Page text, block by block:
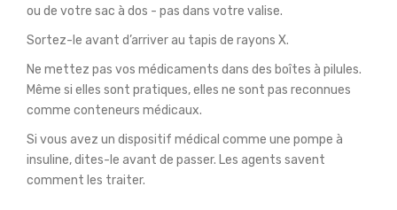
ou de votre sac à dos - pas dans votre valise.
Sortez-le avant d’arriver au tapis de rayons X.
Ne mettez pas vos médicaments dans des boîtes à pilules.
Même si elles sont pratiques, elles ne sont pas reconnues
comme conteneurs médicaux.
Si vous avez un dispositif médical comme une pompe à
insuline, dites-le avant de passer. Les agents savent
comment les traiter.